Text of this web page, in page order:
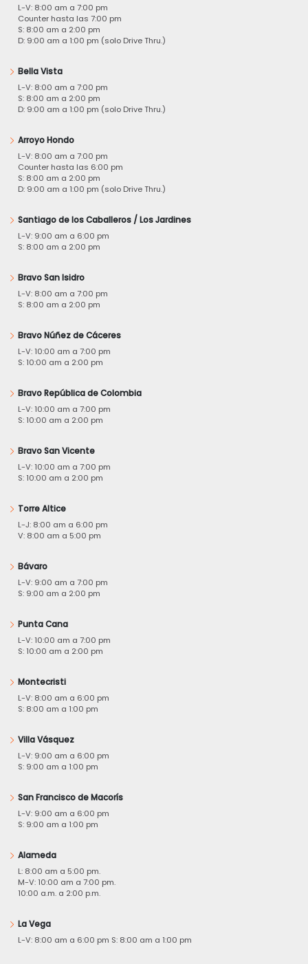
L-V: 8:00 am a 7:00 pm
Counter hasta las 7:00 pm
S: 8:00 am a 2:00 pm
D: 9:00 am a 1:00 pm (solo Drive Thru.)
Bella Vista
L-V: 8:00 am a 7:00 pm
S: 8:00 am a 2:00 pm
D: 9:00 am a 1:00 pm (solo Drive Thru.)
Arroyo Hondo
L-V: 8:00 am a 7:00 pm
Counter hasta las 6:00 pm
S: 8:00 am a 2:00 pm
D: 9:00 am a 1:00 pm (solo Drive Thru.)
Santiago de los Caballeros / Los Jardines
L-V: 9:00 am a 6:00 pm
S: 8:00 am a 2:00 pm
Bravo San Isidro
L-V: 8:00 am a 7:00 pm
S: 8:00 am a 2:00 pm
Bravo Núñez de Cáceres
L-V: 10:00 am a 7:00 pm
S: 10:00 am a 2:00 pm
Bravo República de Colombia
L-V: 10:00 am a 7:00 pm
S: 10:00 am a 2:00 pm
Bravo San Vicente
L-V: 10:00 am a 7:00 pm
S: 10:00 am a 2:00 pm
Torre Altice
L-J: 8:00 am a 6:00 pm
V: 8:00 am a 5:00 pm
Bávaro
L-V: 9:00 am a 7:00 pm
S: 9:00 am a 2:00 pm
Punta Cana
L-V: 10:00 am a 7:00 pm
S: 10:00 am a 2:00 pm
Montecristi
L-V: 8:00 am a 6:00 pm
S: 8:00 am a 1:00 pm
Villa Vásquez
L-V: 9:00 am a 6:00 pm
S: 9:00 am a 1:00 pm
San Francisco de Macorís
L-V: 9:00 am a 6:00 pm
S: 9:00 am a 1:00 pm
Alameda
L: 8:00 am a 5:00 pm.
M-V: 10:00 am a 7:00 pm.
10:00 a.m. a 2:00 p.m.
La Vega
L-V: 8:00 am a 6:00 pm S: 8:00 am a 1:00 pm